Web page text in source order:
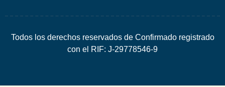
Todos los derechos reservados de Confirmado registrado
con el RIF: J-29778546-9